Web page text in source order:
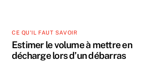
CE QU'IL FAUT SAVOIR
Estimer le volume à mettre en
décharge lors d’un débarras